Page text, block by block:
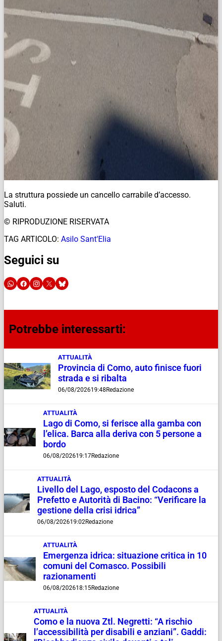
La struttura possiede un cancello carrabile d’accesso.
Saluti.
© RIPRODUZIONE RISERVATA
TAG ARTICOLO: Asilo Sant'Elia
Seguici su
Potrebbe interessarti:
ATTUALITÀ
Provincia di Como, auto finisce fuori
strada e si ribalta
06/08/202619:48 Redazione
ATTUALITÀ
Lago di Como, si ferisce alla gamba con
l’elica. Barca alla deriva con 5 persone a
bordo
06/08/202619:17Redazione
ATTUALITÀ
Livello del Lago, esposto del Codacons a
Prefetto e Autorità di Bacino: “Verificare la
gestione della crisi idrica”
06/08/202619:02Redazione
ATTUALITÀ
Emergenza idrica: situazione critica in 10
comuni del Comasco. Possibili
razionamenti
06/08/202618:15Redazione
ATTUALITÀ
Como e la nuova Ztl. Negretti: “A rischio
l’accessibilità per disabili e anziani”. Gaddi: